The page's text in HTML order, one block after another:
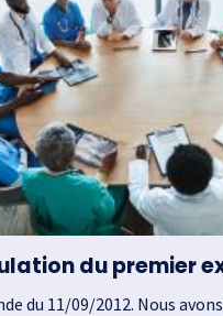
du premier
du 11/09/2012. Nous